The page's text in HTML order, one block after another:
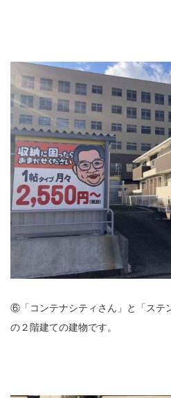
⑥「コンテナシティさん」と「ステ
の２階建ての建物です。